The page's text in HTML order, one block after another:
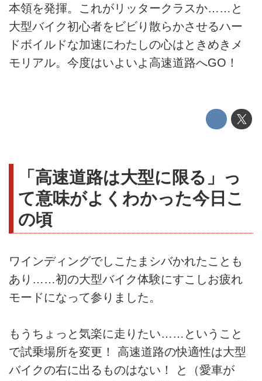
本領を発揮。これがリッタークラスか……と
大型バイク初心者をビビり散らかさせるハー
ドボイルドな加速にわたしの心はときめきメ
モリアル。今度はいよいよ高速道路へGO！
「高速道路は大型に限る」っ
て意味がよくわかった今日こ
の頃
ワインディングでしこたまシバかれたことも
あり……初の大型バイク体験にすこしお疲れ
モードになって参りました。
もうちょっと気楽に走りたい……ということ
で試乗場所を変更！ 高速道路の快適性は大型
バイクの右に出るものはない！ と（愛車が